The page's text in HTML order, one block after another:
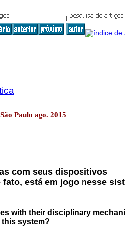
Paulo ago. 2015
com seus dispositivos
está em jogo nesse
with their disciplinary
this system?